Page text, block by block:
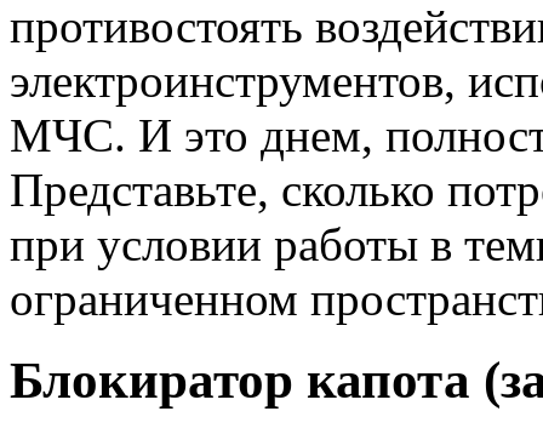
противостоять
электроинструментов,
МЧС. И это днем,
Представьте, сколько
при условии работы в
ограниченном
Блокиратор капота